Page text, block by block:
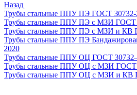
Назад
Трубы стальные ППУ ПЭ ГОСТ 30732-
Трубы стальные ППУ ПЭ с МЗИ ГОСТ
Трубы стальные ППУ ПЭ с МЗИ и КВ
Трубы стальные ППУ ПЭ
2020
Трубы стальные ППУ ОЦ ГОСТ
Трубы стальные ППУ ОЦ с МЗИ ГОСТ
Трубы стальные ППУ ОЦ с МЗИ и КВ